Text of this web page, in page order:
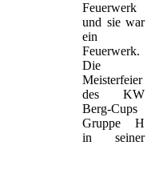
Feuerwerk
und sie war
ein
Feuerwerk.
Die
Meisterfeier
des KW
Berg-Cups
Gruppe H
in seiner